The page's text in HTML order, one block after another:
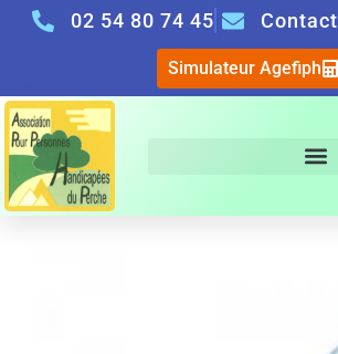
02 54 80 74 45 Contact
Simulateur Agefiph